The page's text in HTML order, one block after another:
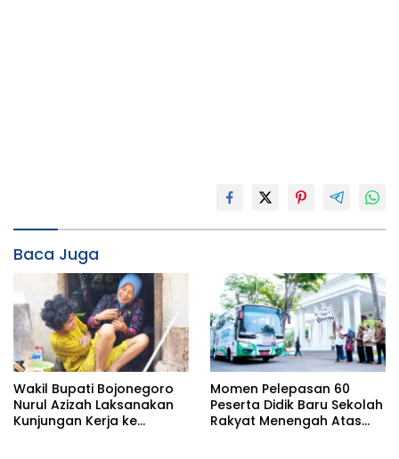
Baca Juga
Wakil Bupati Bojonegoro
Nurul Azizah Laksanakan
Kunjungan Kerja ke
Momen Pelepasan 60
Peserta Didik Baru Sekolah
Rakyat Menengah Atas